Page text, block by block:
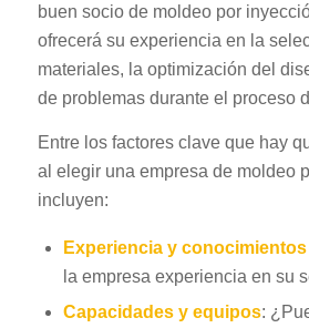
buen socio de moldeo por
ofrecerá su experiencia en la
materiales, la optimización del
de problemas durante el proceso
Entre los factores clave que hay
al elegir una empresa de moldeo
incluyen:
Experiencia y
la empresa experiencia en su
Capacidades y equipos: